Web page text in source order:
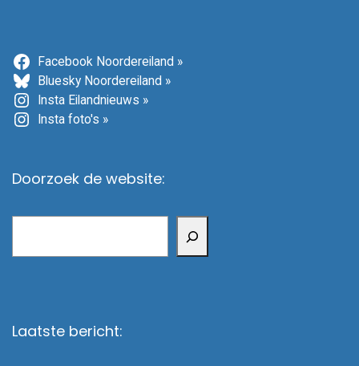
Facebook Noordereiland »
Bluesky Noordereiland »
Insta Eilandnieuws »
Insta foto's »
Doorzoek de website:
Laatste bericht: